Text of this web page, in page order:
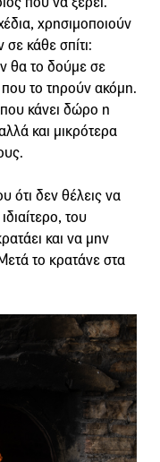
χρησιμοποιούν
κάθε σπίτι:
θα το δούμε σε
το τηρούν ακόμη.
κάνει δώρο η
και μικρότερα
ότι δεν θέλεις να
του
και να μην
το κρατάνε στα